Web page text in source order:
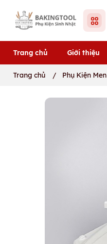
Trang chủ Giới thiệu
Trang chủ / Phụ Kiện Men